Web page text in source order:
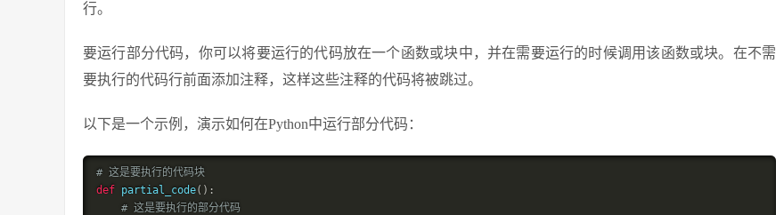
行。
要运行部分代码，你可以将要运行的代码放在一个函数或块中，并在需要运行的时候调用该函数或块。在不需
要执行的代码行前面添加注释，这样这些注释的代码将被跳过。
以下是一个示例，演示如何在Python中运行部分代码：
# 这是要执行的代码块
def partial_code( ) :
# 这是要执行的部分代码